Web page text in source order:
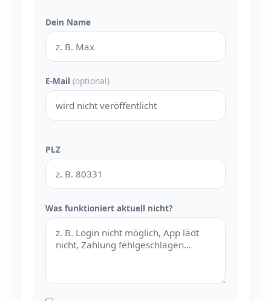
Dein Name
E-Mail (optional)
PLZ
Was funktioniert aktuell nicht?